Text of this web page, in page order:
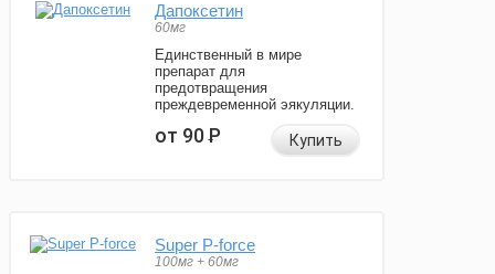
Дапоксетин
60мг
Единственный в мире
препарат для
предотвращения
преждевременной эякуляции.
от 90Р Купить
Super P-force
100мг + 60мг